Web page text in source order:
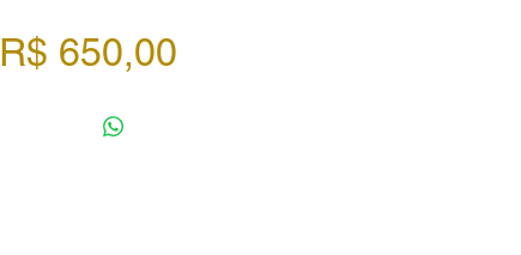
R$ 650,00